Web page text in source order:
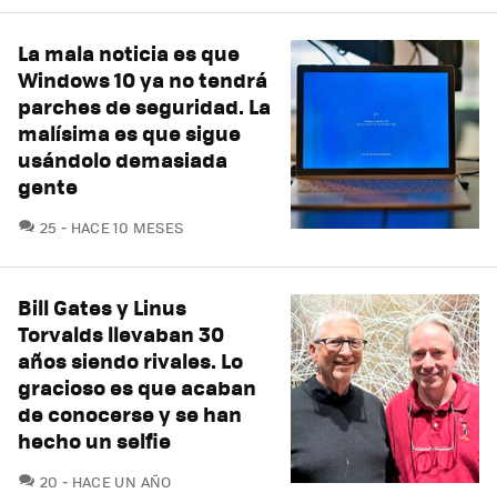
La mala noticia es que
Windows 10 ya no tendrá
parches de seguridad. La
malísima es que sigue
usándolo demasiada
gente
25 COMENTARIOS
HACE 10 MESES
Bill Gates y Linus
Torvalds llevaban 30
años siendo rivales. Lo
gracioso es que acaban
de conocerse y se han
hecho un selfie
20 COMENTARIOS
HACE UN AÑO